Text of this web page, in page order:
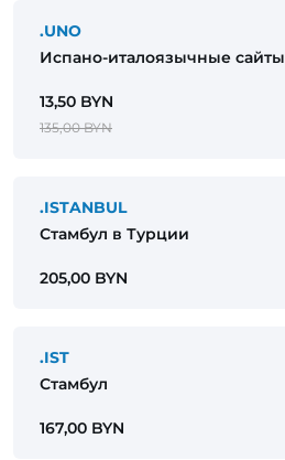
.UNO
Испано-италоязычные сайты
13,50 BYN
135,00 BYN
.ISTANBUL
Стамбул в Турции
205,00 BYN
.IST
Стамбул
167,00 BYN